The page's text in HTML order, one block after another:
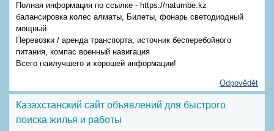
Полная информация по ссылке - https://natumbe.kz
балансировка колес алматы, Билеты, фонарь светодиодный
мощный
Перевозки / аренда транспорта, источник бесперебойного
питания, компас военный навигация
Всего наилучшего и хорошей информации!
Odpovědět
Казахстанский сайт объявлений для быстрого
поиска жилья и работы